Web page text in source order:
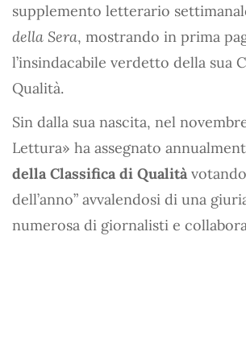
supplemento letterario
della Sera, mostrando in prima
l’insindacabile verdetto della sua
Qualità.
Sin dalla sua nascita, nel
Lettura» ha assegnato
della Classifica di Qualità
dell’anno” avvalendosi di una
numerosa di giornalisti e